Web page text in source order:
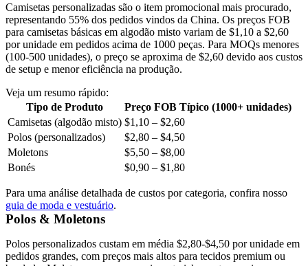
Camisetas personalizadas são o item promocional mais procurado,
representando 55% dos pedidos vindos da China. Os preços FOB
para camisetas básicas em algodão misto variam de $1,10 a $2,60
por unidade em pedidos acima de 1000 peças. Para MOQs menores
(100-500 unidades), o preço se aproxima de $2,60 devido aos custos
de setup e menor eficiência na produção.
Veja um resumo rápido:
Tipo de Produto
Preço FOB Típico (1000+ unidades)
Camisetas (algodão misto) $1,10 – $2,60
Polos (personalizados)
$2,80 – $4,50
Moletons
$5,50 – $8,00
Bonés
$0,90 – $1,80
Para uma análise detalhada de custos por categoria, confira nosso
guia de moda e vestuário.
Polos & Moletons
Polos personalizados custam em média $2,80-$4,50 por unidade em
pedidos grandes, com preços mais altos para tecidos premium ou